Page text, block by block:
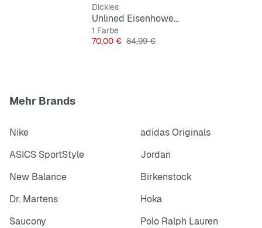
Dickies
Unlined Eisenhower Jacket Rec
1 Farbe
Preis
70,00 € Originalpreis
84,99 €
Mehr Brands
Nike
adidas Originals
ASICS SportStyle
Jordan
New Balance
Birkenstock
Dr. Martens
Hoka
Saucony
Polo Ralph Lauren